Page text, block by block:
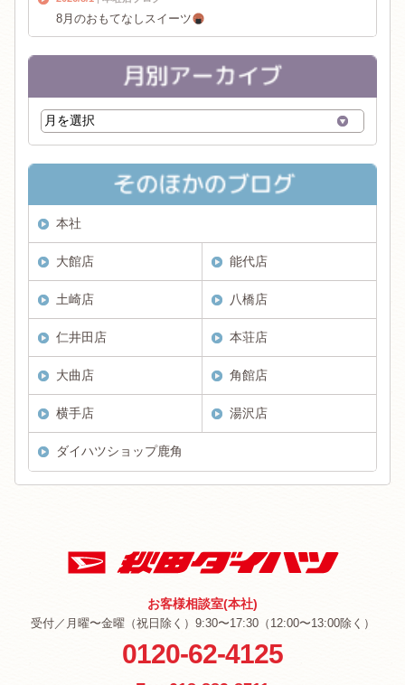
8月のおもてなしスイーツ
本社
大館店 能代店
土崎店 八橋店
仁井田店 本荘店
大曲店 角館店
横手店 湯沢店
ダイハツショップ鹿角
お客様相談室(本社)
受付／月曜〜金曜（祝日除く）9:30〜17:30（12:00〜13:00除く）
0120-62-4125